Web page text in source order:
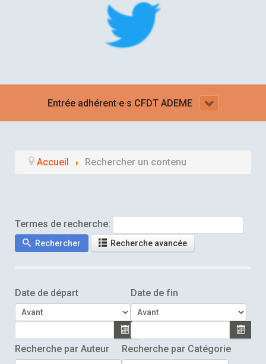
Entrée adhérent·e·s CFDT ADEME
Accueil Rechercher un contenu
Termes de recherche:
Rechercher Recherche avancée
Date de départ Date de fin
Recherche par Auteur Recherche par Catégorie